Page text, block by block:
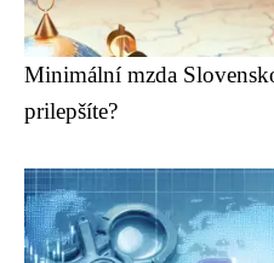
Minimální mzda
prilepšíte?